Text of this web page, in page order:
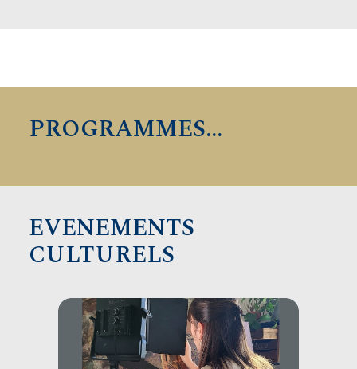
PROGRAMMES...
EVENEMENTS
CULTURELS